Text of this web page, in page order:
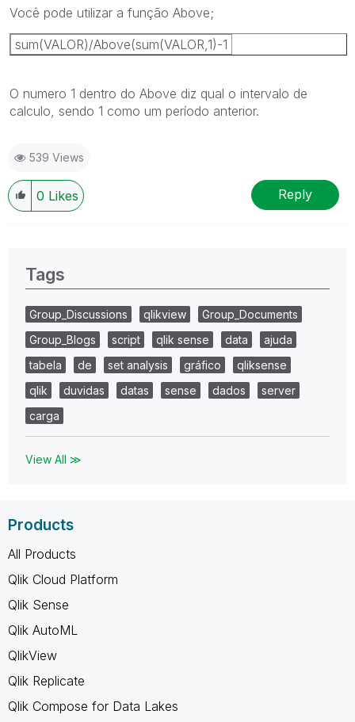
Você pode utilizar a função Above;
sum(VALOR)/Above(sum(VALOR,1)-1
O numero 1 dentro do Above diz qual o intervalo de
calculo, sendo 1 como um período anterior.
539 Views
0 Likes Reply
Tags
Group_Discussions qlikview
Group_Documents
Group_Blogs
script qlik sense data
ajuda
tabela
de set analysis gráfico
qliksense
qlik
duvidas datas sense dados
server
carga
View All ≫
Products
All Products
Qlik Cloud Platform
Qlik Sense
Qlik AutoML
QlikView
Qlik Replicate
Qlik Compose for Data Lakes